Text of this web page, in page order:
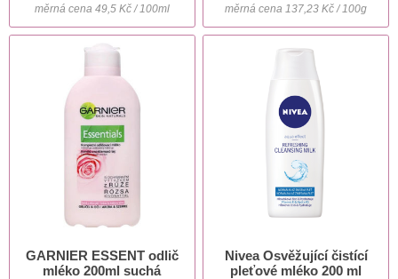
měrná cena 49,5 Kč / 100ml měrná cena 137,23 Kč / 100g
GARNIER ESSENT odlič
mléko 200ml suchá
Nivea Osvěžující čistící
pleťové mléko 200 ml